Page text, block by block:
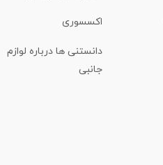
اکسسوری
دانستنی ها درباره لوازم
جانبی